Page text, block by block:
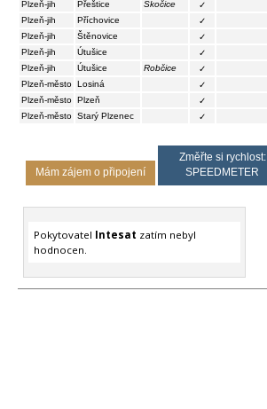
Plzeň-jih
Přeštice Skočice
✓
Plzeň-jih
Příchovice
✓
Plzeň-jih
Štěnovice
✓
Plzeň-jih
Útušice
✓
Plzeň-jih
Útušice Robčice
✓
Plzeň-město Losiná
✓
Plzeň-město Plzeň
✓
Plzeň-město Starý Plzenec ✓
Mám zájem o připojení
Změřte si rychlost:
SPEEDMETER
Pokytovatel Intesat zatím nebyl
hodnocen.